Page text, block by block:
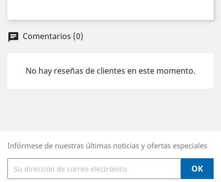
chat Comentarios (0)
No hay reseñas de clientes en este momento.
Infórmese de nuestras últimas noticias y ofertas especiales